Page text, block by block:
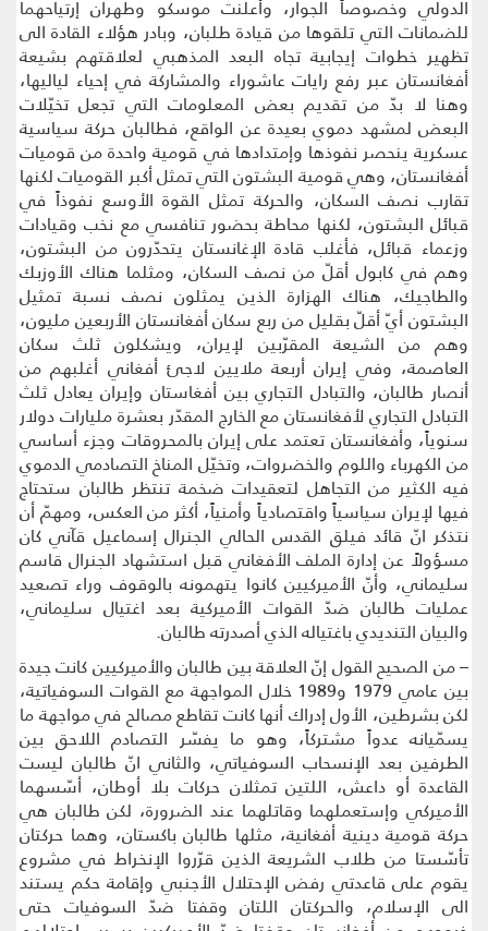
الدولي وخصوصاً الجوار، وأعلنت موسكو وطهران إرتياحهما
للضمانات التي تلقوها من قيادة طلبان، وبادر هؤلاء القادة الى
تظهير خطوات إيجابية تجاه البعد المذهبي لعلاقتهم بشيعة
أفغانستان عبر رفع رايات عاشوراء والمشاركة في إحياء لياليها،
وهنا لا بدّ من تقديم بعض المعلومات التي تجعل تخيّلات
البعض لمشهد دموي بعيدة عن الواقع، فطالبان حركة سياسية
عسكرية ينحصر نفوذها وإمتدادها في قومية واحدة من قوميات
أفغانستان، وهي قومية البشتون التي تمثل أكبر القوميات لكنها
تقارب نصف السكان، والحركة تمثل القوة الأوسع نفوذاً في
قبائل البشتون، لكنها محاطة بحضور تنافسي مع نخب وقيادات
وزعماء قبائل، فأغلب قادة الإغانستان يتحدّرون من البشتون،
وهم في كابول أقلّ من نصف السكان، ومثلما هناك الأوزبك
والطاجيك، هناك الهزارة الذين يمثلون نصف نسبة تمثيل
البشتون أيّ أقلّ بقليل من ربع سكان أفغانستان الأربعين مليون،
وهم من الشيعة المقرّبين لإيران، ويشكلون ثلث سكان
العاصمة، وفي إيران أربعة ملايين لاجئ أفغاني أغلبهم من
أنصار طالبان، والتبادل التجاري بين أفغاستان وإيران يعادل ثلث
التبادل التجاري لأفغانستان مع الخارج المقدّر بعشرة مليارات دولار
سنوياً، وأفغانستان تعتمد على إيران بالمحروقات وجزء أساسي
من الكهرباء واللوم والخضروات، وتخيّل المناخ التصادمي الدموي
فيه الكثير من التجاهل لتعقيدات ضخمة تنتظر طالبان ستحتاج
فيها لإيران سياسياً واقتصادياً وأمنياً، أكثر من العكس، ومهمّ أن
نتذكر انّ قائد فيلق القدس الحالي الجنرال إسماعيل قآني كان
مسؤولاً عن إدارة الملف الأفغاني قبل استشهاد الجنرال قاسم
سليماني، وأنّ الأميركيين كانوا يتهمونه بالوقوف وراء تصعيد
عمليات طالبان ضدّ القوات الأميركية بعد اغتيال سليماني،
والبيان التنديدي باغتياله الذي أصدرته طالبان.
– من الصحيح القول إنّ العلاقة بين طالبان والأميركيين كانت جيدة
بين عامي 1979 و1989 خلال المواجهة مع القوات السوفياتية،
لكن بشرطين، الأول إدراك أنها كانت تقاطع مصالح في مواجهة ما
يسمّيانه عدواً مشتركاً، وهو ما يفسّر التصادم اللاحق بين
الطرفين بعد الإنسحاب السوفياتي، والثاني انّ طالبان ليست
القاعدة أو داعش، اللتين تمثلان حركات بلا أوطان، أسّسهما
الأميركي وإستعملهما وقاتلهما عند الضرورة، لكن طالبان هي
حركة قومية دينية أفغانية، مثلها طالبان باكستان، وهما حركتان
تأسّستا من طلاب الشريعة الذين قرّروا الإنخراط في مشروع
يقوم على قاعدتي رفض الإحتلال الأجنبي وإقامة حكم يستند
الى الإسلام، والحركتان اللتان وقفتا ضدّ السوفيات حتى